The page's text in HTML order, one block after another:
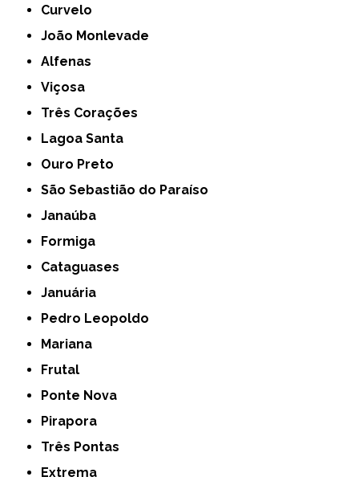
Curvelo
João Monlevade
Alfenas
Viçosa
Três Corações
Lagoa Santa
Ouro Preto
São Sebastião do Paraíso
Janaúba
Formiga
Cataguases
Januária
Pedro Leopoldo
Mariana
Frutal
Ponte Nova
Pirapora
Três Pontas
Extrema